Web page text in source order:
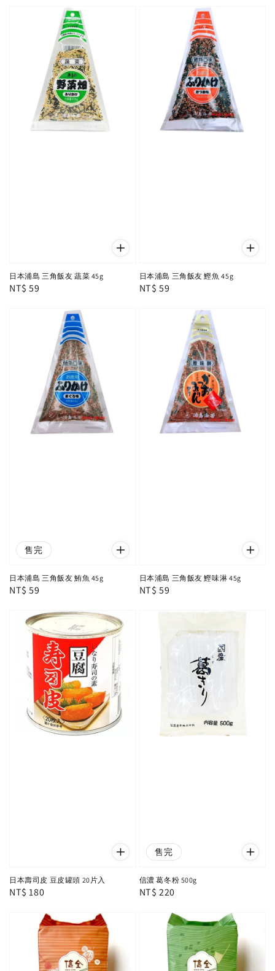
日本浦島 三角飯友 蔬菜 45g
Regular
NT$ 59
日本浦島 三角飯友 鰹魚 45g
Regular
NT$ 59
售完
日本浦島 三角飯友 鮪魚 45g
Regular
NT$ 59
日本浦島 三角飯友 鰹味淋 45g
Regular
NT$ 59
日本壽司皮 豆皮罐頭 20片入
Regular
NT$ 180
售完
信濃 葛冬粉 500g
Regular
NT$ 220